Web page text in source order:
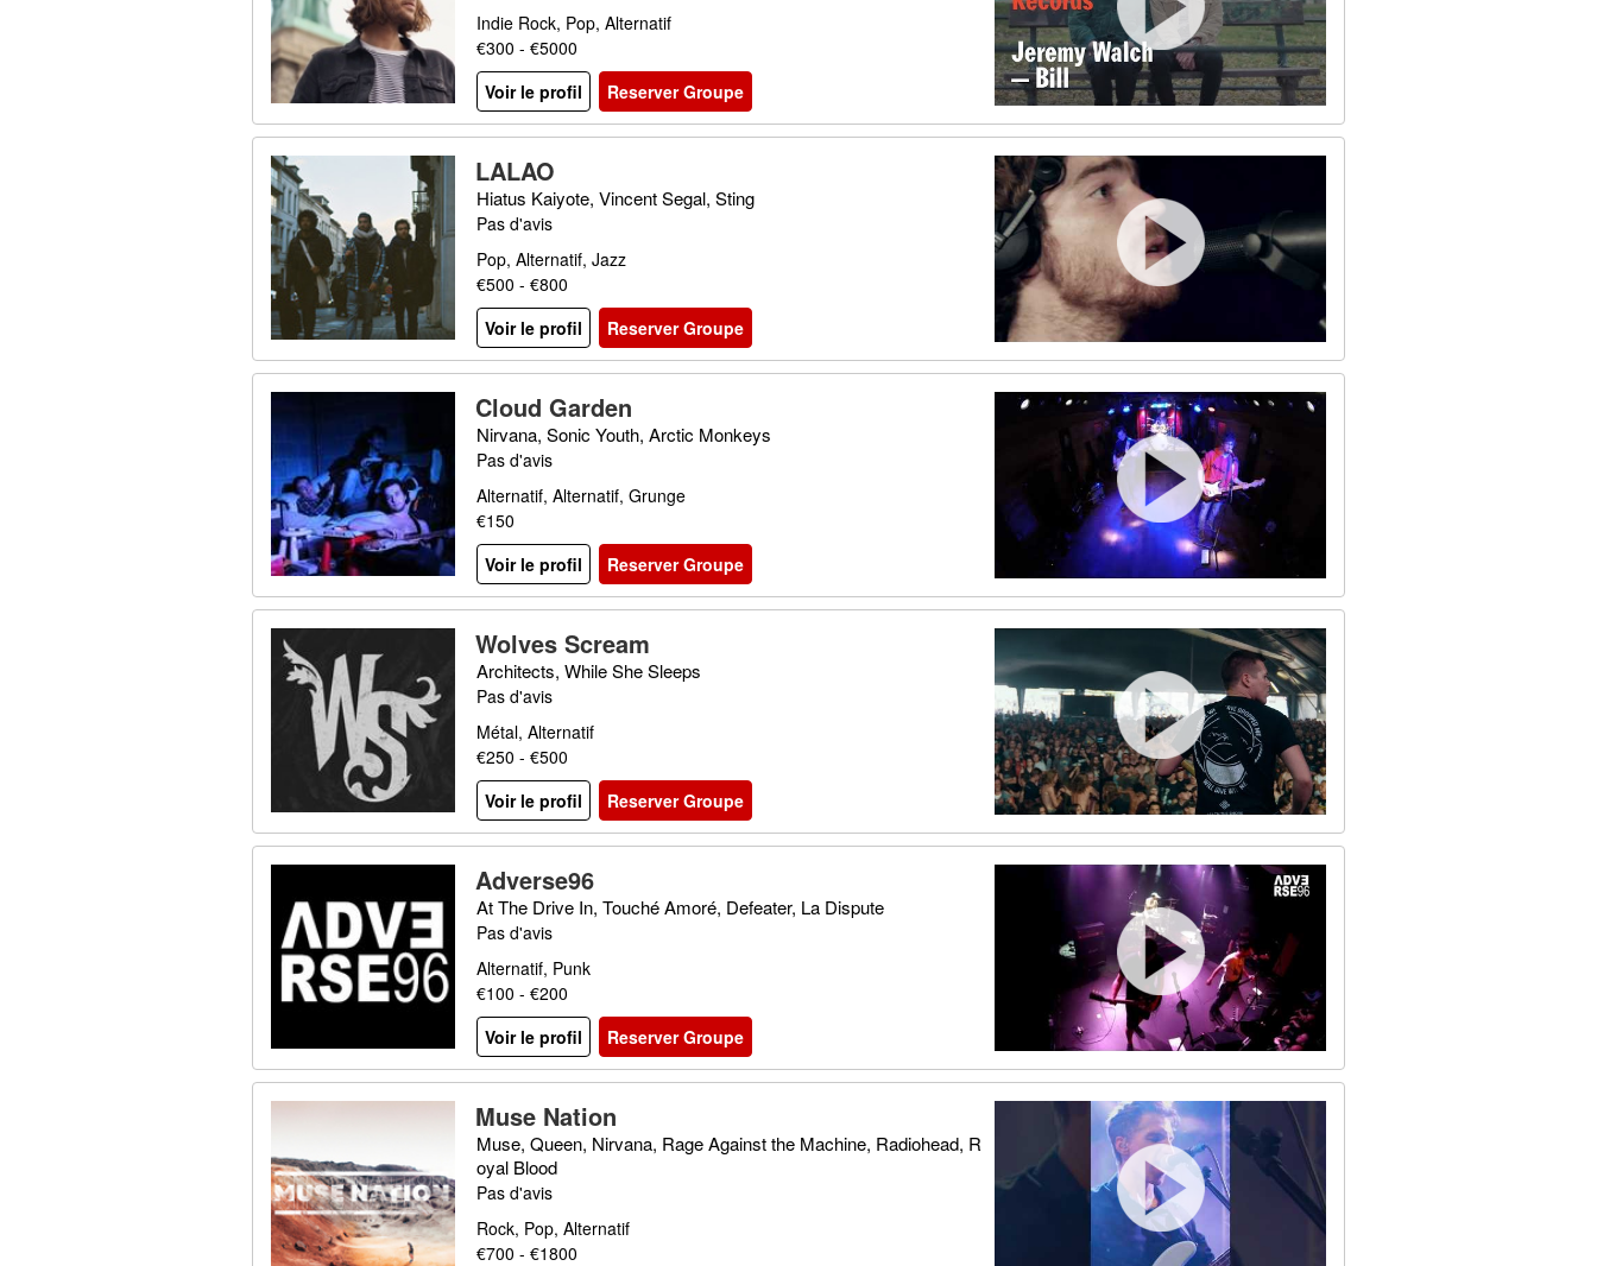
Indie Rock, Pop, Alternatif
€300 - €5000
Voir le profil
Reserver Groupe
LALAO
Hiatus Kaiyote, Vincent Segal, Sting
Pas d'avis
Pop, Alternatif, Jazz
€500 - €800
Voir le profil
Reserver Groupe
Cloud Garden
Nirvana, Sonic Youth, Arctic Monkeys
Pas d'avis
Alternatif, Alternatif, Grunge
€150
Voir le profil
Reserver Groupe
Wolves Scream
Architects, While She Sleeps
Pas d'avis
Métal, Alternatif
€250 - €500
Voir le profil
Reserver Groupe
Adverse96
At The Drive In, Touché Amoré, Defeater, La Dispute
Pas d'avis
Alternatif, Punk
€100 - €200
Voir le profil
Reserver Groupe
Muse Nation
Muse, Queen, Nirvana, Rage Against the Machine, Radiohead, R
oyal Blood
Pas d'avis
Rock, Pop, Alternatif
€700 - €1800